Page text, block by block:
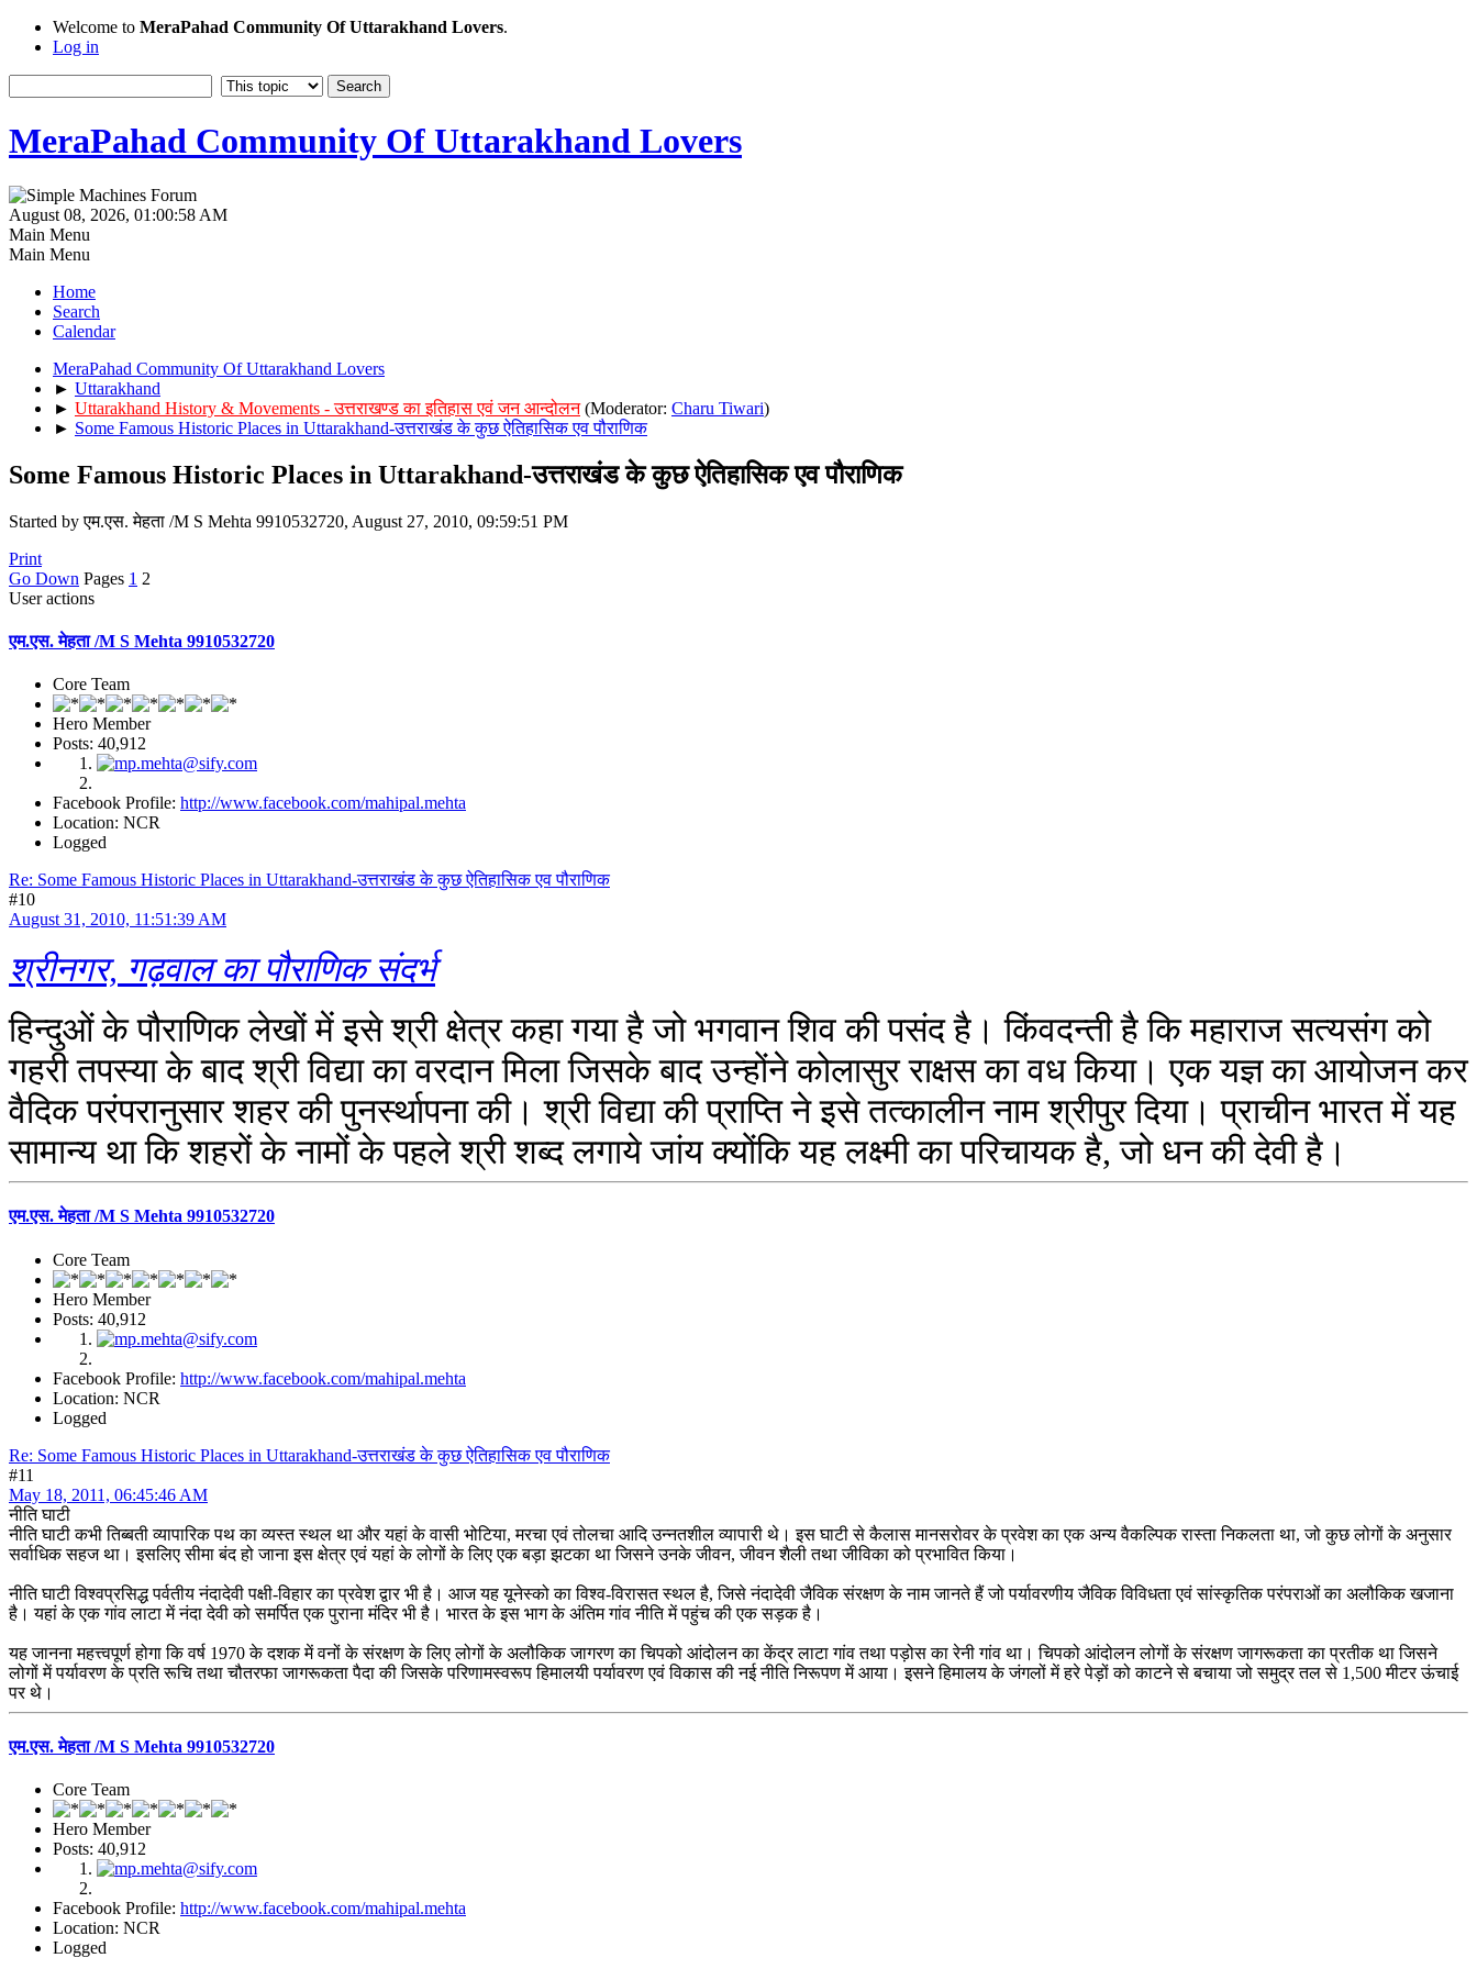
Welcome to MeraPahad Community Of Uttarakhand Lovers.
Log in
MeraPahad Community Of Uttarakhand Lovers
August 08, 2026, 01:00:58 AM
Main Menu
Main Menu
Home
Search
Calendar
MeraPahad Community Of Uttarakhand Lovers
► Uttarakhand
► Uttarakhand History & Movements - उत्तराखण्ड का इतिहास एवं जन आन्दोलन (Moderator: Charu Tiwari)
► Some Famous Historic Places in Uttarakhand-उत्तराखंड के कुछ ऐतिहासिक एव पौराणिक
Some Famous Historic Places in Uttarakhand-उत्तराखंड के कुछ ऐतिहासिक एव पौराणिक
Started by एम.एस. मेहता /M S Mehta 9910532720, August 27, 2010, 09:59:51 PM
Print
Go Down Pages 1 2
User actions
एम.एस. मेहता /M S Mehta 9910532720
Core Team
Hero Member
Posts: 40,912
Facebook Profile: http://www.facebook.com/mahipal.mehta
Location: NCR
Logged
Re: Some Famous Historic Places in Uttarakhand-उत्तराखंड के कुछ ऐतिहासिक एव पौराणिक
#10
August 31, 2010, 11:51:39 AM
श्रीनगर, गढ़वाल का पौराणिक संदर्भ
हिन्दुओं के पौराणिक लेखों में इसे श्री क्षेत्र कहा गया है जो भगवान शिव की पसंद है। किंवदन्ती है कि महाराज सत्यसंग को
गहरी तपस्या के बाद श्री विद्या का वरदान मिला जिसके बाद उन्होंने कोलासुर राक्षस का वध किया। एक यज्ञ का आयोजन कर
वैदिक परंपरानुसार शहर की पुनर्स्थापना की। श्री विद्या की प्राप्ति ने इसे तत्कालीन नाम श्रीपुर दिया। प्राचीन भारत में यह
सामान्य था कि शहरों के नामों के पहले श्री शब्द लगाये जांय क्योंकि यह लक्ष्मी का परिचायक है, जो धन की देवी है।
एम.एस. मेहता /M S Mehta 9910532720
Core Team
Hero Member
Posts: 40,912
Facebook Profile: http://www.facebook.com/mahipal.mehta
Location: NCR
Logged
Re: Some Famous Historic Places in Uttarakhand-उत्तराखंड के कुछ ऐतिहासिक एव पौराणिक
#11
May 18, 2011, 06:45:46 AM
नीति घाटी
नीति घाटी कभी तिब्बती व्यापारिक पथ का व्यस्त स्थल था और यहां के वासी भोटिया, मरचा एवं तोलचा आदि उन्नतशील व्यापारी थे। इस घाटी से कैलास मानसरोवर के प्रवेश का एक अन्य वैकल्पिक रास्ता निकलता था, जो कुछ लोगों के अनुसार
सर्वाधिक सहज था। इसलिए सीमा बंद हो जाना इस क्षेत्र एवं यहां के लोगों के लिए एक बड़ा झटका था जिसने उनके जीवन, जीवन शैली तथा जीविका को प्रभावित किया।
नीति घाटी विश्वप्रसिद्ध पर्वतीय नंदादेवी पक्षी-विहार का प्रवेश द्वार भी है। आज यह यूनेस्को का विश्व-विरासत स्थल है, जिसे नंदादेवी जैविक संरक्षण के नाम जानते हैं जो पर्यावरणीय जैविक विविधता एवं सांस्कृतिक परंपराओं का अलौकिक खजाना
है। यहां के एक गांव लाटा में नंदा देवी को समर्पित एक पुराना मंदिर भी है। भारत के इस भाग के अंतिम गांव नीति में पहुंच की एक सड़क है।
यह जानना महत्त्वपूर्ण होगा कि वर्ष 1970 के दशक में वनों के संरक्षण के लिए लोगों के अलौकिक जागरण का चिपको आंदोलन का केंद्र लाटा गांव तथा पड़ोस का रेनी गांव था। चिपको आंदोलन लोगों के संरक्षण जागरूकता का प्रतीक था जिसने
लोगों में पर्यावरण के प्रति रूचि तथा चौतरफा जागरूकता पैदा की जिसके परिणामस्वरूप हिमालयी पर्यावरण एवं विकास की नई नीति निरूपण में आया। इसने हिमालय के जंगलों में हरे पेड़ों को काटने से बचाया जो समुद्र तल से 1,500 मीटर ऊंचाई
पर थे।
एम.एस. मेहता /M S Mehta 9910532720
Core Team
Hero Member
Posts: 40,912
Facebook Profile: http://www.facebook.com/mahipal.mehta
Location: NCR
Logged